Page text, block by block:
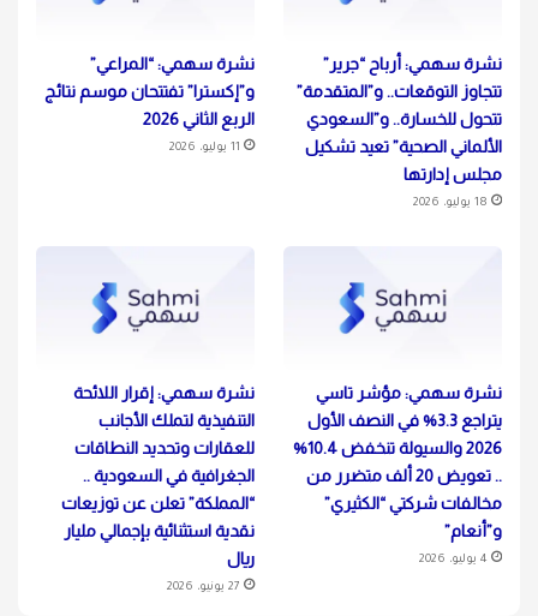
نشرة سهمي: أرباح “جرير”
تتجاوز التوقعات.. و”المتقدمة”
تتحول للخسارة.. و”السعودي
الألماني الصحية” تعيد تشكيل
مجلس إدارتها
18 يوليو، 2026
نشرة سهمي: “المراعي”
و”إكسترا” تفتتحان موسم نتائج
الربع الثاني 2026
11 يوليو، 2026
نشرة سهمي: مؤشر تاسي
يتراجع 3.3% في النصف الأول
2026 والسيولة تنخفض 10.4%
.. تعويض 20 ألف متضرر من
مخالفات شركتي “الكثيري”
و”أنعام”
4 يوليو، 2026
نشرة سهمي: إقرار اللائحة
التنفيذية لتملك الأجانب
للعقارات وتحديد النطاقات
الجغرافية في السعودية ..
“المملكة” تعلن عن توزيعات
نقدية استثنائية بإجمالي مليار
ريال
27 يونيو، 2026